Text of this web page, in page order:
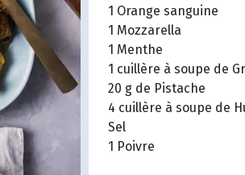
1 Orange sanguine
1 Mozzarella
1 Menthe
1 cuillère à soupe de
20 g de Pistache
4 cuillère à soupe de
Sel
1 Poivre